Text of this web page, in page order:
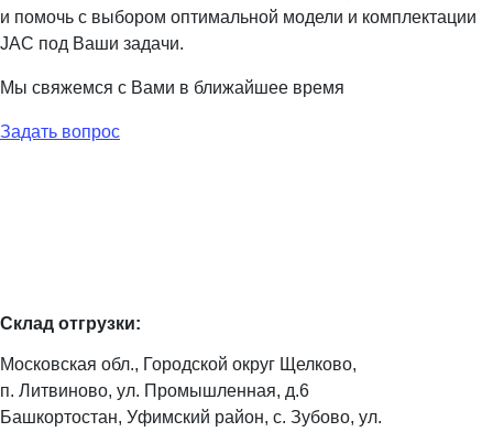
и помочь с выбором оптимальной модели и комплектации
JAC под Ваши задачи.
Мы свяжемся с Вами в ближайшее время
Задать вопрос
Склад отгрузки:
Московская обл., Городской округ Щелково,
п. Литвиново, ул. Промышленная, д.6
Башкортостан, Уфимский район, с. Зубово, ул.